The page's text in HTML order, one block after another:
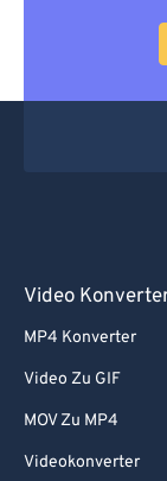
Video
MP4 Konverter
Video Zu GIF
MOV Zu MP4
Videokonverter